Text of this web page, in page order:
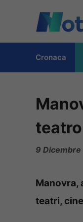
contenuto
Cronaca
9
Manovra,
teatri,